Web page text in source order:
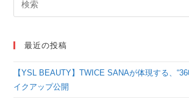
最近の投稿
【YSL BEAUTY】TWICE SANAが体現する、
イクアップ公開